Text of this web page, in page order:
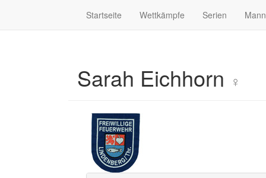
Startseite Wettkämpfe Serien
Sarah Eichhorn ♀